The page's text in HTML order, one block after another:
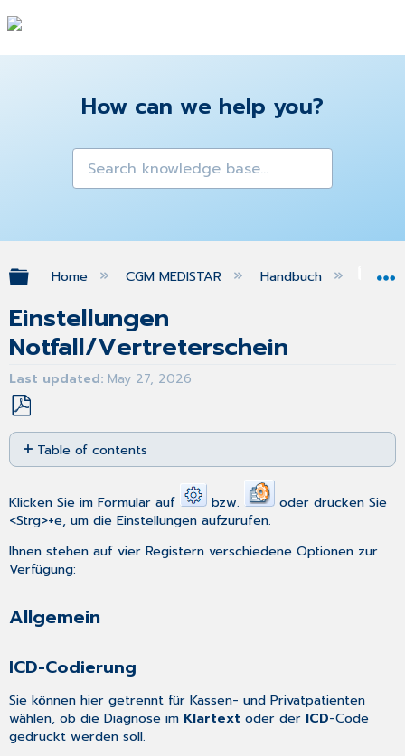
How can we help you?
Expand/collapse global hierarchy
Home CGM MEDISTAR Handbuch
Einstellungen
Notfall/Vertreterschein
Last updated May 27, 2026
Save
as
PDF
Table of contents
ICD-
Codierung
in
MD
Befunde
Diagnose
Bereich
Felder
zur
AU
Klicken Sie im Formular auf bzw.
oder drücken Sie
<Strg>+e, um die Einstellungen aufzurufen.
Ihnen stehen auf vier Registern verschiedene Optionen zur
Verfügung:
Allgemein
ICD-Codierung
Sie können hier getrennt für Kassen- und Privatpatienten
wählen, ob die Diagnose im Klartext oder der ICD-Code
gedruckt werden soll.